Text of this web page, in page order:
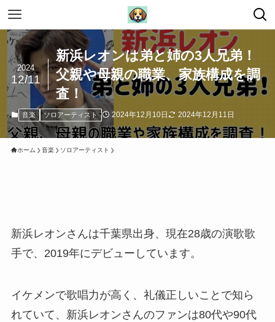
新浜レオンは弟と姉の3人兄弟！
父親や母親の職業、家族構成を調
査！
2024
12/11
音楽 ソロアーティスト 2024年12月10日 2024年12月11日
ホーム 音楽 ソロアーティスト
新浜レオンさんは千葉県出身、現在28歳の演歌歌
手で、2019年にデビューしています。
イケメンで歌唱力が高く、礼儀正しいことで知ら
れていて、新浜レオンさんのファンは80代や90代